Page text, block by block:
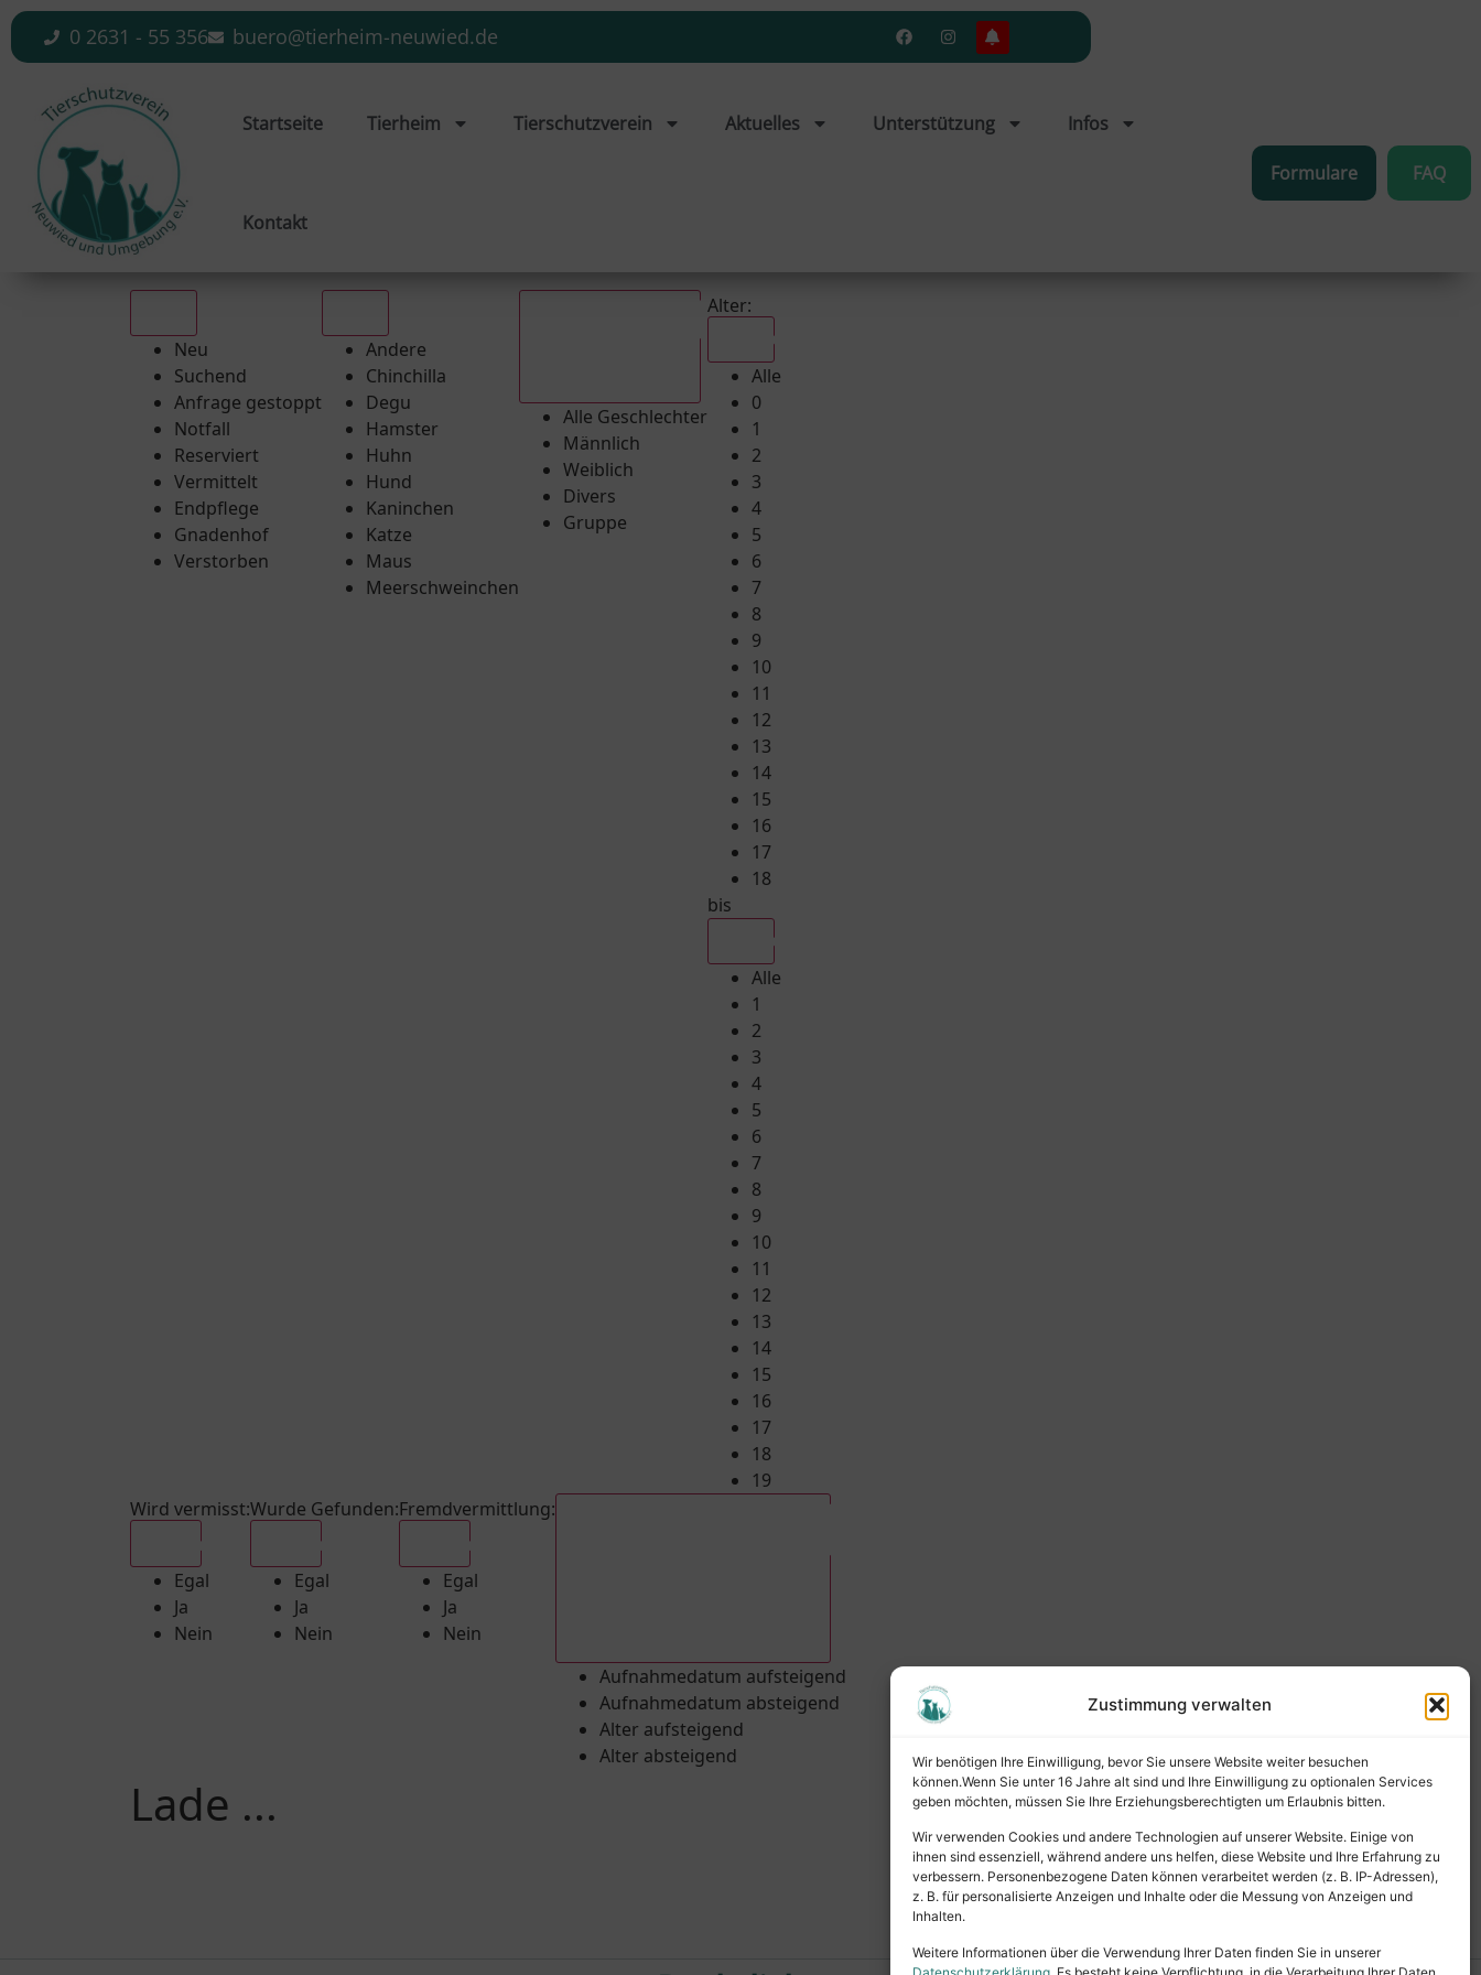
Zustimmung verwalten
Wir benötigen Ihre Einwilligung, bevor Sie unsere Website weiter besuchen
können.Wenn Sie unter 16 Jahre alt sind und Ihre Einwilligung zu optionalen Services
geben möchten, müssen Sie Ihre Erziehungsberechtigten um Erlaubnis bitten.
Wir verwenden Cookies und andere Technologien auf unserer Website. Einige von
ihnen sind essenziell, während andere uns helfen, diese Website und Ihre Erfahrung zu
verbessern. Personenbezogene Daten können verarbeitet werden (z. B. IP-Adressen),
z. B. für personalisierte Anzeigen und Inhalte oder die Messung von Anzeigen und
Inhalten.
Weitere Informationen über die Verwendung Ihrer Daten finden Sie in unserer
0 2631 - 55 356 buero@tierheim-neuwied.de
Startseite Tierheim Tierschutzverein Aktuelles Unterstützung Infos
Kontakt
Formulare FAQ
Neu
Suchend
Anfrage gestoppt
Notfall
Reserviert
Vermittelt
Endpflege
Gnadenhof
Verstorben
Andere
Chinchilla
Degu
Hamster
Huhn
Hund
Kaninchen
Katze
Maus
Meerschweinchen
Alle Geschlechter
Männlich
Weiblich
Divers
Gruppe
Alter:
Alle
0
1
2
3
4
5
6
7
8
9
10
11
12
13
14
15
16
17
18
bis
Alle
1
2
3
4
5
6
7
8
9
10
11
12
13
14
15
16
17
18
19
Wird vermisst:
Egal
Ja
Nein
Wurde Gefunden:
Egal
Ja
Nein
Fremdvermittlung:
Egal
Ja
Nein
Aufnahmedatum aufsteigend
Aufnahmedatum absteigend
Alter aufsteigend
Alter absteigend
Lade ...